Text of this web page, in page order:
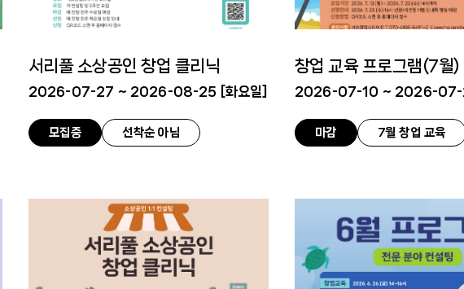
서리풀 소상공인 창업 클리닉
2026-07-27 ~ 2026-08-25 [화요일]
모집중 선착순 아님
창업 교육 프로그램(7월)
2026-07-10 ~ 2026-
마감 7월 창업 교육